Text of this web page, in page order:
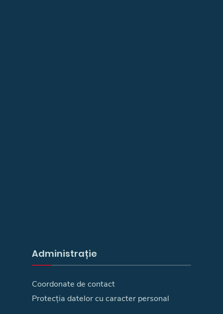
Administrație
Coordonate de contact
Protecția datelor cu caracter personal